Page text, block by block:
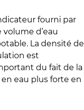
fourni par
volume d’eau
La densité de
est
du fait de la
eau plus forte en